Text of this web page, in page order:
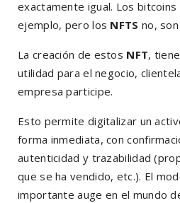
exactamente igual. Los
ejemplo, pero los NFTS no,
La creación de estos NFT,
utilidad para el negocio,
empresa participe.
Esto permite digitalizar un
forma inmediata, con
autenticidad y trazabilidad
que se ha vendido, etc.). El
importante auge en el mundo